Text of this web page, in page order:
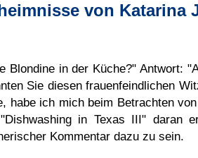
von Katarina
Blondine in der Küche?" Antwort:
Sie diesen frauenfeindlichen
habe ich mich beim Betrachten
in Texas III" daran
Kommentar dazu zu sein.